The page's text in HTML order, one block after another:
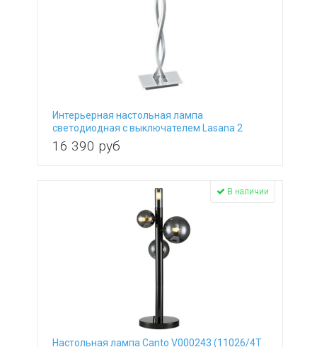
Интерьерная настольная лампа
светодиодная с выключателем Lasana 2
96105
16 390 руб
Настольная лампа Canto V000243 (11026/4T
В наличии